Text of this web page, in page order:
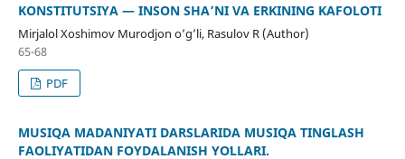
KONSTITUTSIYA — INSON SHA’NI VA ERKINING KAFOLOTI
Mirjalol Xoshimov Murodjon o’g’li, Rasulov R (Author)
65-68
PDF
MUSIQA MADANIYATI DARSLARIDA MUSIQA TINGLASH
FAOLIYATIDAN FOYDALANISH YOʻLLARI.